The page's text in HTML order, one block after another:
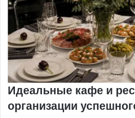
Идеальные кафе и
организации